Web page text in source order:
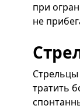
при
не
тратить